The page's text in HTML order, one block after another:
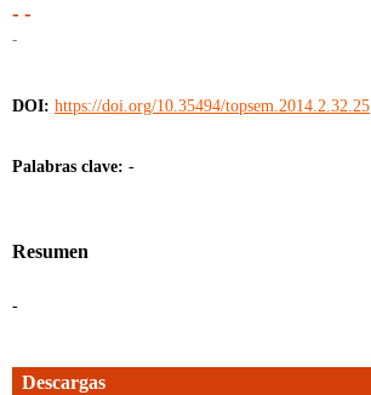
- -
-
DOI: https://doi.org/10.35494/topsem.2014.2.32.25
Palabras clave: -
Resumen
-
Descargas